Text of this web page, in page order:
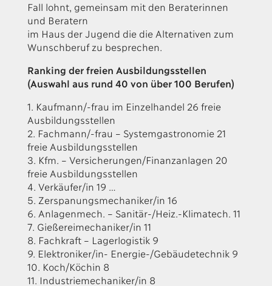
Fall lohnt, gemeinsam mit den Beraterinnen
und Beratern
im Haus der Jugend die die Alternativen zum
Wunschberuf zu besprechen.
Ranking der freien Ausbildungsstellen
(Auswahl aus rund 40 von über 100 Berufen)
1. Kaufmann/-frau im Einzelhandel 26 freie
Ausbildungsstellen
2. Fachmann/-frau – Systemgastronomie 21
freie Ausbildungsstellen
3. Kfm. – Versicherungen/Finanzanlagen 20
freie Ausbildungsstellen
4. Verkäufer/in 19 …
5. Zerspanungsmechaniker/in 16
6. Anlagenmech. – Sanitär-/Heiz.-Klimatech. 11
7. Gießereimechaniker/in 11
8. Fachkraft – Lagerlogistik 9
9. Elektroniker/in- Energie-/Gebäudetechnik 9
10. Koch/Köchin 8
11. Industriemechaniker/in 8